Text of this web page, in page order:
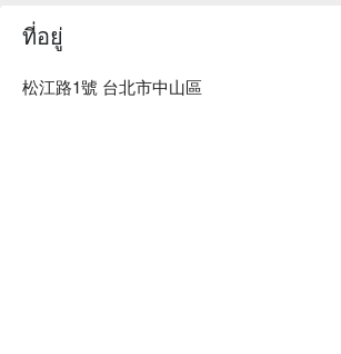
價格、 森SPA足體養生館 - 松江館優惠立刻
ที่อยู่
松江路1號 台北市中山區